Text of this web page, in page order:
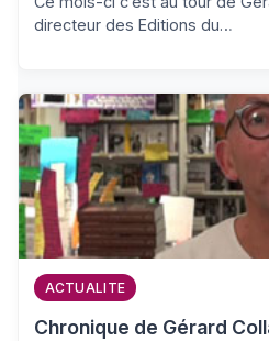
directeur des Editions du…
ACTUALITE
Chronique de Gérard